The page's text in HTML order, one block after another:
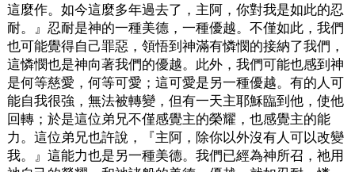
這麼作。如今這麼多年過去了，主阿，你對我是如此的忍
耐。』忍耐是神的一種美德，一種優越。不僅如此，我們
也可能覺得自己罪惡，領悟到神滿有憐憫的接納了我們，
這憐憫也是神向著我們的優越。此外，我們可能也感到神
是何等慈愛，何等可愛；這可愛是另一種優越。有的人可
能自我很強，無法被轉變，但有一天主耶穌臨到他，使他
回轉；於是這位弟兄不僅感覺主的榮耀，也感覺主的能
力。這位弟兄也許說，『主阿，除你以外沒有人可以改變
我。』這能力也是另一種美德。我們已經為神所召，祂用